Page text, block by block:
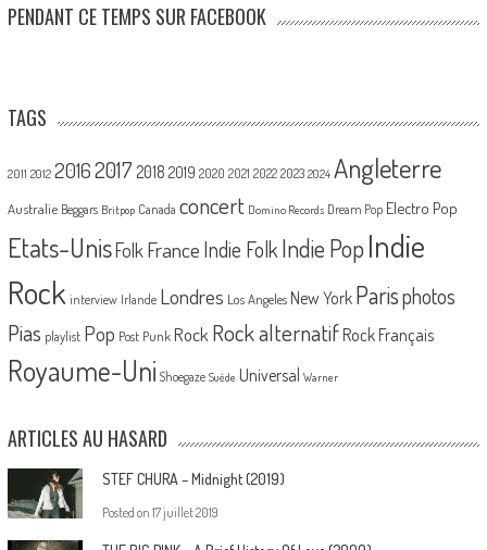
PENDANT CE TEMPS SUR FACEBOOK
TAGS
2011 2012 20162017 2018 2019 2020 2021 2022 2023 2024 Angleterre
Australie Beggars Britpop Canada concert Domino Records Dream Pop Electro Pop
Etats-UnisFolk France Indie Folk Indie PopIndie
Rock interview Irlande Londres Los Angeles New York Parisphotos
Pias playlist Pop Post Punk Rock Rock alternatif Rock Français
Royaume-Uni Shoegaze Suède Universal Warner
ARTICLES AU HASARD
STEF CHURA – Midnight (2019)
Posted on 17 juillet 2019